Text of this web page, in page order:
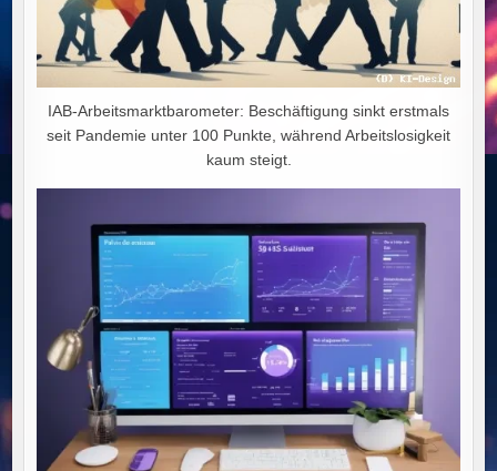
IAB-Arbeitsmarktbarometer: Beschäftigung sinkt erstmals
seit Pandemie unter 100 Punkte, während Arbeitslosigkeit
kaum steigt.